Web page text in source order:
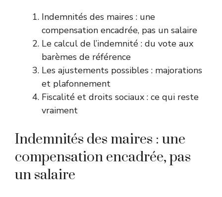
Indemnités des maires : une
compensation encadrée, pas un salaire
Le calcul de l’indemnité : du vote aux
barèmes de référence
Les ajustements possibles : majorations
et plafonnement
Fiscalité et droits sociaux : ce qui reste
vraiment
Indemnités des maires : une
compensation encadrée, pas
un salaire